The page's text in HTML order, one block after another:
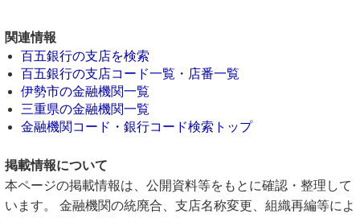
関連情報
百五銀行の支店を検索
百五銀行の支店コード一覧・店番一覧
伊勢市の金融機関一覧
三重県の金融機関一覧
金融機関コード・銀行コード検索トップ
掲載情報について
本ページの掲載情報は、公開資料等をもとに確認・整理して
います。 金融機関の統廃合、支店名称変更、組織再編等によ